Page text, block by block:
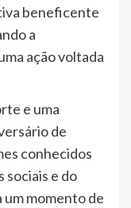
beneficente
a
ação voltada
e uma
de
conhecidos
sociais e do
momento de